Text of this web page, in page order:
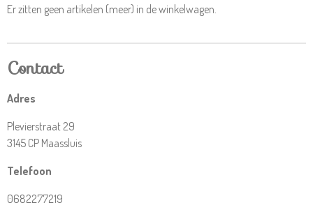
Er zitten geen artikelen (meer) in de winkelwagen.
Contact
Adres
Plevierstraat 29
3145 CP Maassluis
Telefoon
0682277219